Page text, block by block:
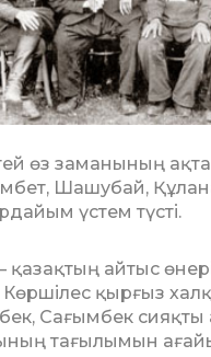
өз заманының
Ша­шубай,
үстем түсті.
айтыс
Көршілес қыр­ғыз
Сағымбек
тағылымын